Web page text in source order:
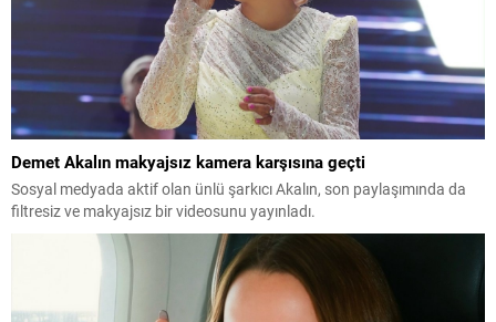
Demet Akalın makyajsız kamera karşısına geçti
Sosyal medyada aktif olan ünlü şarkıcı Akalın, son paylaşımında da
filtresiz ve makyajsız bir videosunu yayınladı.